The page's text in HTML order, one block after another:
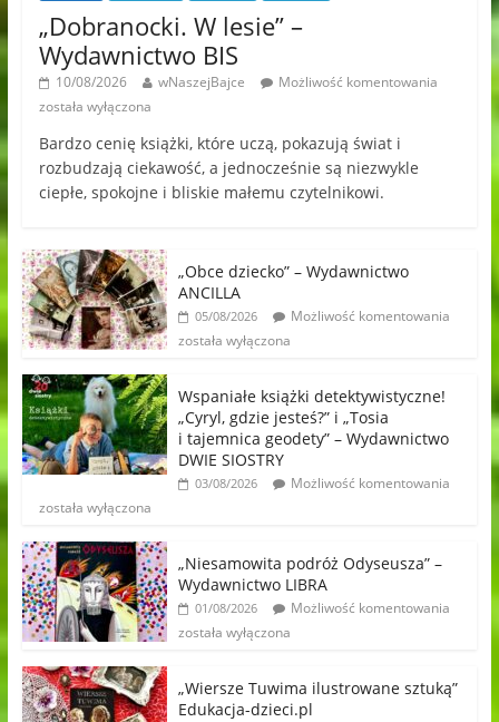
„Dobranocki. W lesie” –
Wydawnictwo BIS
10/08/2026 wNaszejBajce
Możliwość komentowania
została wyłączona
Bardzo cenię książki, które uczą, pokazują świat i
rozbudzają ciekawość, a jednocześnie są niezwykle
ciepłe, spokojne i bliskie małemu czytelnikowi.
„Obce dziecko” – Wydawnictwo
ANCILLA
05/08/2026
Możliwość komentowania
została wyłączona
Wspaniałe książki detektywistyczne!
„Cyryl, gdzie jesteś?” i „Tosia
i tajemnica geodety” – Wydawnictwo
DWIE SIOSTRY
03/08/2026
Możliwość komentowania
została wyłączona
„Niesamowita podróż Odyseusza” –
Wydawnictwo LIBRA
01/08/2026
Możliwość komentowania
została wyłączona
„Wiersze Tuwima ilustrowane sztuką”
Edukacja-dzieci.pl